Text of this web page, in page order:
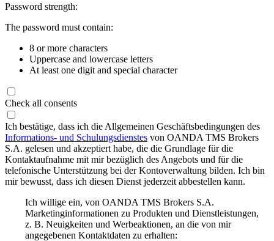
Password strength:
The password must contain:
8 or more characters
Uppercase and lowercase letters
At least one digit and special character
Check all consents
Ich bestätige, dass ich die Allgemeinen Geschäftsbedingungen des
Informations- und Schulungsdienstes von OANDA TMS Brokers
S.A. gelesen und akzeptiert habe, die die Grundlage für die
Kontaktaufnahme mit mir bezüglich des Angebots und für die
telefonische Unterstützung bei der Kontoverwaltung bilden. Ich bin
mir bewusst, dass ich diesen Dienst jederzeit abbestellen kann.
Ich willige ein, von OANDA TMS Brokers S.A.
Marketinginformationen zu Produkten und Dienstleistungen,
z. B. Neuigkeiten und Werbeaktionen, an die von mir
angegebenen Kontaktdaten zu erhalten: